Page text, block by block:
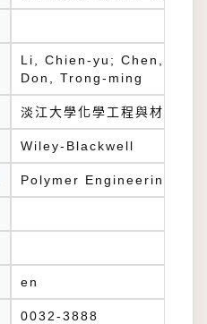
Li, Chien-yu; Chen, Jui-
Don, Trong-ming
淡江大學化學工程與材料工
Wiley-Blackwell
Polymer Engineering
en
0032-3888